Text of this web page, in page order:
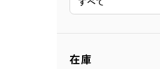
在庫